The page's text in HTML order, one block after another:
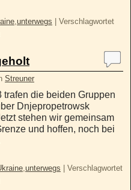
,unterwegs
Verschlagwortet
Streuner
trafen die beiden Gruppen
Dnjepropetrowsk
stehen wir gemeinsam
und hoffen, noch bei
unterwegs
Verschlagwortet